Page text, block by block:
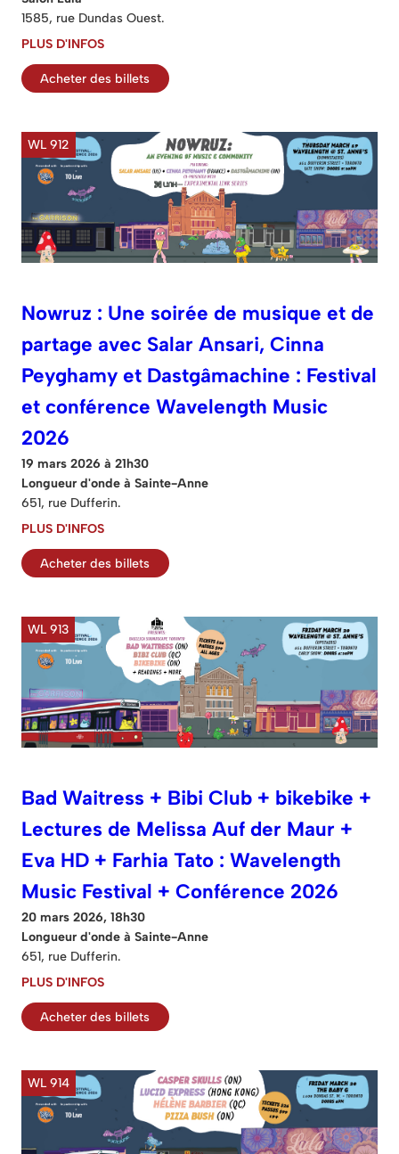
1585, rue Dundas Ouest.
PLUS D'INFOS
Acheter des billets
WL 912
Nowruz : Une soirée de musique et de
partage avec Salar Ansari, Cinna
Peyghamy et Dastgâmachine : Festival
et conférence Wavelength Music
2026
19 mars 2026 à 21h30
Longueur d'onde à Sainte-Anne
651, rue Dufferin.
PLUS D'INFOS
Acheter des billets
WL 913
Bad Waitress + Bibi Club + bikebike +
Lectures de Melissa Auf der Maur +
Eva HD + Farhia Tato : Wavelength
Music Festival + Conférence 2026
20 mars 2026, 18h30
Longueur d'onde à Sainte-Anne
651, rue Dufferin.
PLUS D'INFOS
Acheter des billets
WL 914